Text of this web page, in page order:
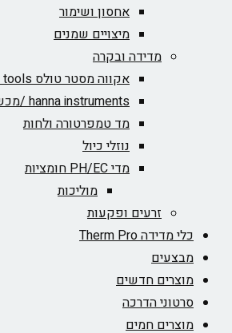
אחסון ושימור
מיצויים שמנים
מדידה ובקרה
אקווה מסטר טולס Aqua Master tools
hanna instruments /מכשירים האנה
מד טמפרטורה ולחות
נוזלי כיול
מדי PH/EC חומציות
מוליכות
זרעים ופקעות
כלי מדידה Therm Pro
מבצעים
מוצרים חדשים
סרטוני הדרכה
מוצרים חמים